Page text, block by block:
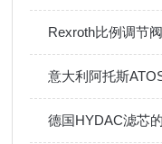
Rexroth比例调节
意大利阿托斯
德国HYDAC滤芯